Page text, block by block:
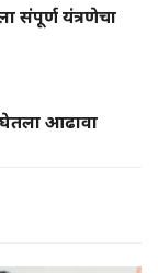
संपूर्ण यंत्रणेचा
घेतला आढावा